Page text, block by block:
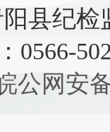
县纪检
0566-
公网安